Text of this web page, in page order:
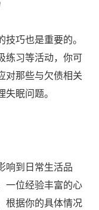
巧也是重要的。
练习等活动，你可
对那些与欠债相关
眠问题。
响到日常生活品
一位经验丰富的心
根据你的具体情况